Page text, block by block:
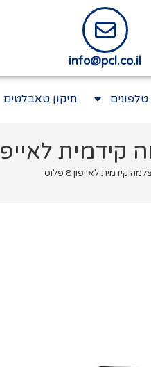
info@pcl.co.il
תיקון טאבלטים
לאייפון 8
קידמית לאייפון 8 פלוס